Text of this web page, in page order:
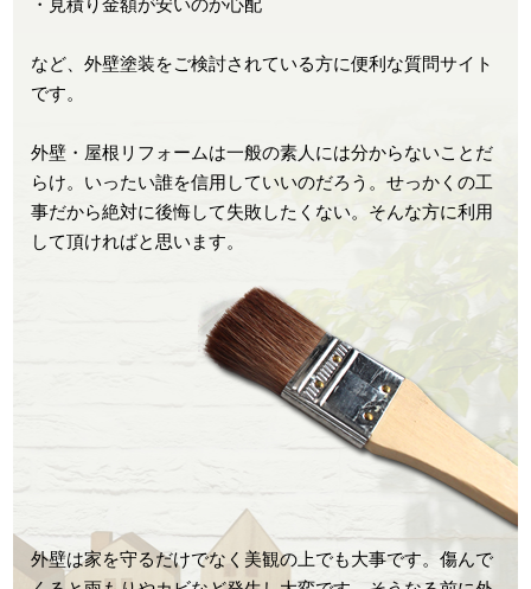
・見積り金額が安いのか心配
など、外壁塗装をご検討されている方に便利な質問サイト
です。
外壁・屋根リフォームは一般の素人には分からないことだ
らけ。いったい誰を信用していいのだろう。せっかくの工
事だから絶対に後悔して失敗したくない。そんな方に利用
して頂ければと思います。
外壁は家を守るだけでなく美観の上でも大事です。傷んで